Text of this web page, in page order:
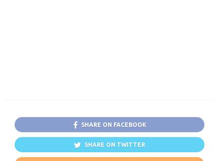
SHARE ON FACEBOOK
SHARE ON TWITTER